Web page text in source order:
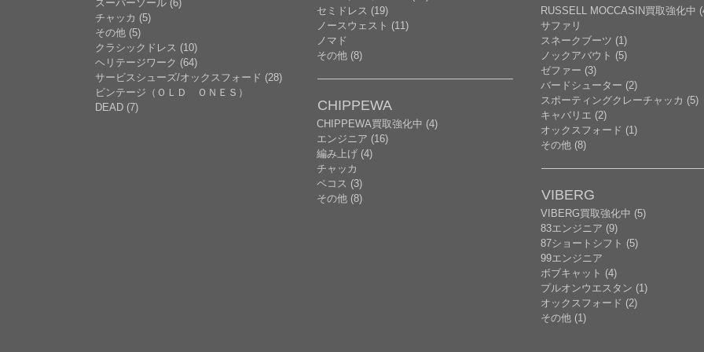
スーパーソール (6)
チャッカ (5)
その他 (5)
クラシックドレス (10)
ヘリテージワーク (64)
サービスシューズ/オックスフォード (28)
ビンテージ（ＯＬＤ ＯＮＥＳ）
DEAD (7)
セミドレス (19)
ノースウェスト (11)
ノマド
その他 (8)
CHIPPEWA
CHIPPEWA買取強化中 (4)
エンジニア (16)
編み上げ (4)
チャッカ
ペコス (3)
その他 (8)
RUSSELL MOCCASIN買取強化中
サファリ
スネークブーツ (1)
ノックアバウト (5)
ゼファー (3)
バードシューター (2)
スポーティングクレーチャッカ (5)
キャバリエ (2)
オックスフォード (1)
その他 (8)
VIBERG
VIBERG買取強化中 (5)
83エンジニア (9)
87ショートシフト (5)
99エンジニア
ボブキャット (4)
プルオンウエスタン (1)
オックスフォード (2)
その他 (1)